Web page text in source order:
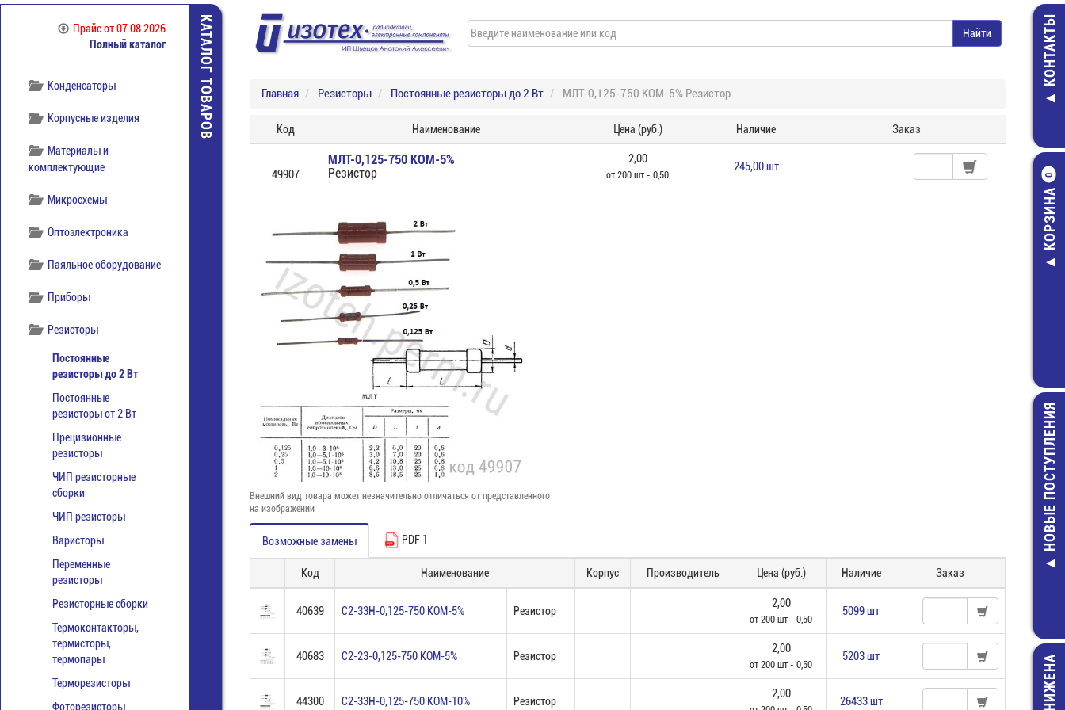
Прайсот 07.08.2026
Полный каталог
отечественная
Компоненты
Конденсаторы
Корпусные изделия
Материалы и
комплектующие
Микросхемы
Оптоэлектроника
Паяльное оборудование
Приборы
Резисторы
Постоянные
резисторы до 2 Вт
Постоянные
резисторы от 2 Вт
Прецизионные
резисторы
ЧИП резисторные
сборки
ЧИП резисторы
Варисторы
Переменные
резисторы
Резисторные сборки
Термоконтакторы,
термисторы,
термопары
Терморезисторы
Фоторезисторы
КАТАЛОГ ТОВАРОВ КОНТАКТЫ
КОРЗИНА
0
Разъем
отв.часть 2х
плату прямой
НОВЫЕ ПОСТУПЛЕНИЯ
Главная Резисторы Постоянные резисторы до 2 Вт МЛТ-0,125-750 КОМ-5% Резистор
Код Наименование Цена (руб.) Наличие Заказ
49907
МЛТ-0,125-750 КОМ-5%
Резистор
2,00
от 200 шт - 0,50
245,00 шт
Внешний вид товара может незначительно отличаться от представленного
на изображении
Возможные замены PDF 1
Код Наименование Корпус Производитель Цена (руб.) Наличие Заказ
40639 С2-33Н-0,125-750 КОМ-5% Резистор
2,00
от 200 шт - 0,50
5099 шт
40683 С2-23-0,125-750 КОМ-5% Резистор
2,00
от 200 шт - 0,50
5203 шт
44300 С2-33Н-0,125-750 КОМ-10% Резистор
2,00
26433 шт